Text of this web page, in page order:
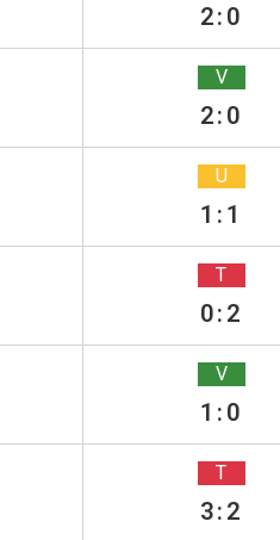
2:0
V
2:0
U
1:1
T
0:2
V
1:0
T
3:2